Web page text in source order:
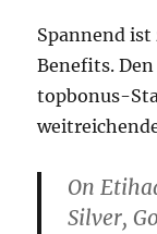
Spannend
Benefits.
topbonus-
On
Silver,